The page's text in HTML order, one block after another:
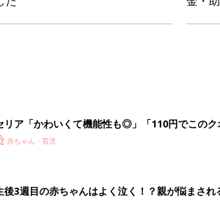
リア「かわいくて機能性も◎」「110円でこの
赤ちゃん・育児
後3週目の赤ちゃんはよく泣く！？親が悩まさ